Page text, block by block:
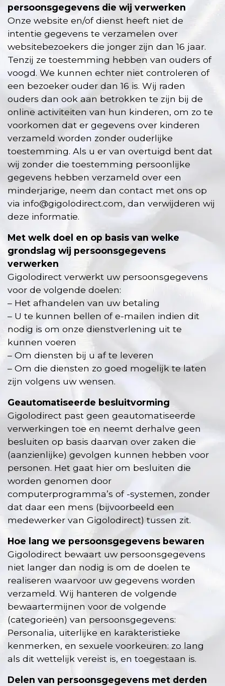
persoonsgegevens die wij verwerken
Onze website en/of dienst heeft niet de
intentie gegevens te verzamelen over
websitebezoekers die jonger zijn dan 16 jaar.
Tenzij ze toestemming hebben van ouders of
voogd. We kunnen echter niet controleren of
een bezoeker ouder dan 16 is. Wij raden
ouders dan ook aan betrokken te zijn bij de
online activiteiten van hun kinderen, om zo te
voorkomen dat er gegevens over kinderen
verzameld worden zonder ouderlijke
toestemming. Als u er van overtuigd bent dat
wij zonder die toestemming persoonlijke
gegevens hebben verzameld over een
minderjarige, neem dan contact met ons op
via info@gigolodirect.com, dan verwijderen wij
deze informatie.
Met welk doel en op basis van welke
grondslag wij persoonsgegevens
verwerken
Gigolodirect verwerkt uw persoonsgegevens
voor de volgende doelen:
– Het afhandelen van uw betaling
– U te kunnen bellen of e-mailen indien dit
nodig is om onze dienstverlening uit te
kunnen voeren
– Om diensten bij u af te leveren
– Om die diensten zo goed mogelijk te laten
zijn volgens uw wensen.
Geautomatiseerde besluitvorming
Gigolodirect past geen geautomatiseerde
verwerkingen toe en neemt derhalve geen
besluiten op basis daarvan over zaken die
(aanzienlijke) gevolgen kunnen hebben voor
personen. Het gaat hier om besluiten die
worden genomen door
computerprogramma’s of -systemen, zonder
dat daar een mens (bijvoorbeeld een
medewerker van Gigolodirect) tussen zit.
Hoe lang we persoonsgegevens bewaren
Gigolodirect bewaart uw persoonsgegevens
niet langer dan nodig is om de doelen te
realiseren waarvoor uw gegevens worden
verzameld. Wij hanteren de volgende
bewaartermijnen voor de volgende
(categorieën) van persoonsgegevens:
Personalia, uiterlijke en karakteristieke
kenmerken, en sexuele voorkeuren: zo lang
als dit wettelijk vereist is, en toegestaan is.
Delen van persoonsgegevens met derden